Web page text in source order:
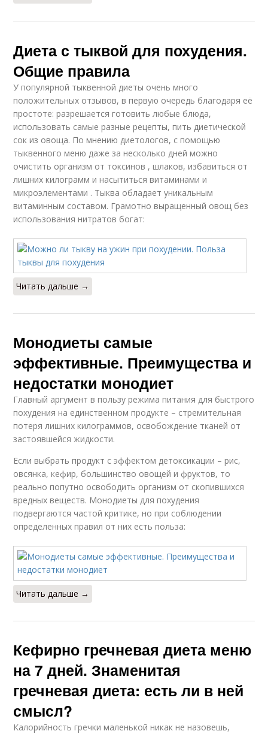
Диета с тыквой для похудения.
Общие правила
У популярной тыквенной диеты очень много
положительных отзывов, в первую очередь благодаря её
простоте: разрешается готовить любые блюда,
использовать самые разные рецепты, пить диетической
сок из овоща. По мнению диетологов, с помощью
тыквенного меню даже за несколько дней можно
очистить организм от токсинов , шлаков, избавиться от
лишних килограмм и насытиться витаминами и
микроэлементами . Тыква обладает уникальным
витаминным составом. Грамотно выращенный овощ без
использования нитратов богат:
Читать дальше →
Монодиеты самые
эффективные. Преимущества и
недостатки монодиет
Главный аргумент в пользу режима питания для быстрого
похудения на единственном продукте – стремительная
потеря лишних килограммов, освобождение тканей от
застоявшейся жидкости.
Если выбрать продукт с эффектом детоксикации – рис,
овсянка, кефир, большинство овощей и фруктов, то
реально попутно освободить организм от скопившихся
вредных веществ. Монодиеты для похудения
подвергаются частой критике, но при соблюдении
определенных правил от них есть польза:
Читать дальше →
Кефирно гречневая диета меню
на 7 дней. Знаменитая
гречневая диета: есть ли в ней
смысл?
Калорийность гречки маленькой никак не назовешь,